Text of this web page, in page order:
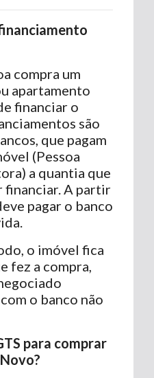
compra um
apartamento
financiar o
são
que pagam
(Pessoa
a quantia que
financiar. A partir
pagar o banco
o imóvel fica
fez a compra,
o banco não
para comprar